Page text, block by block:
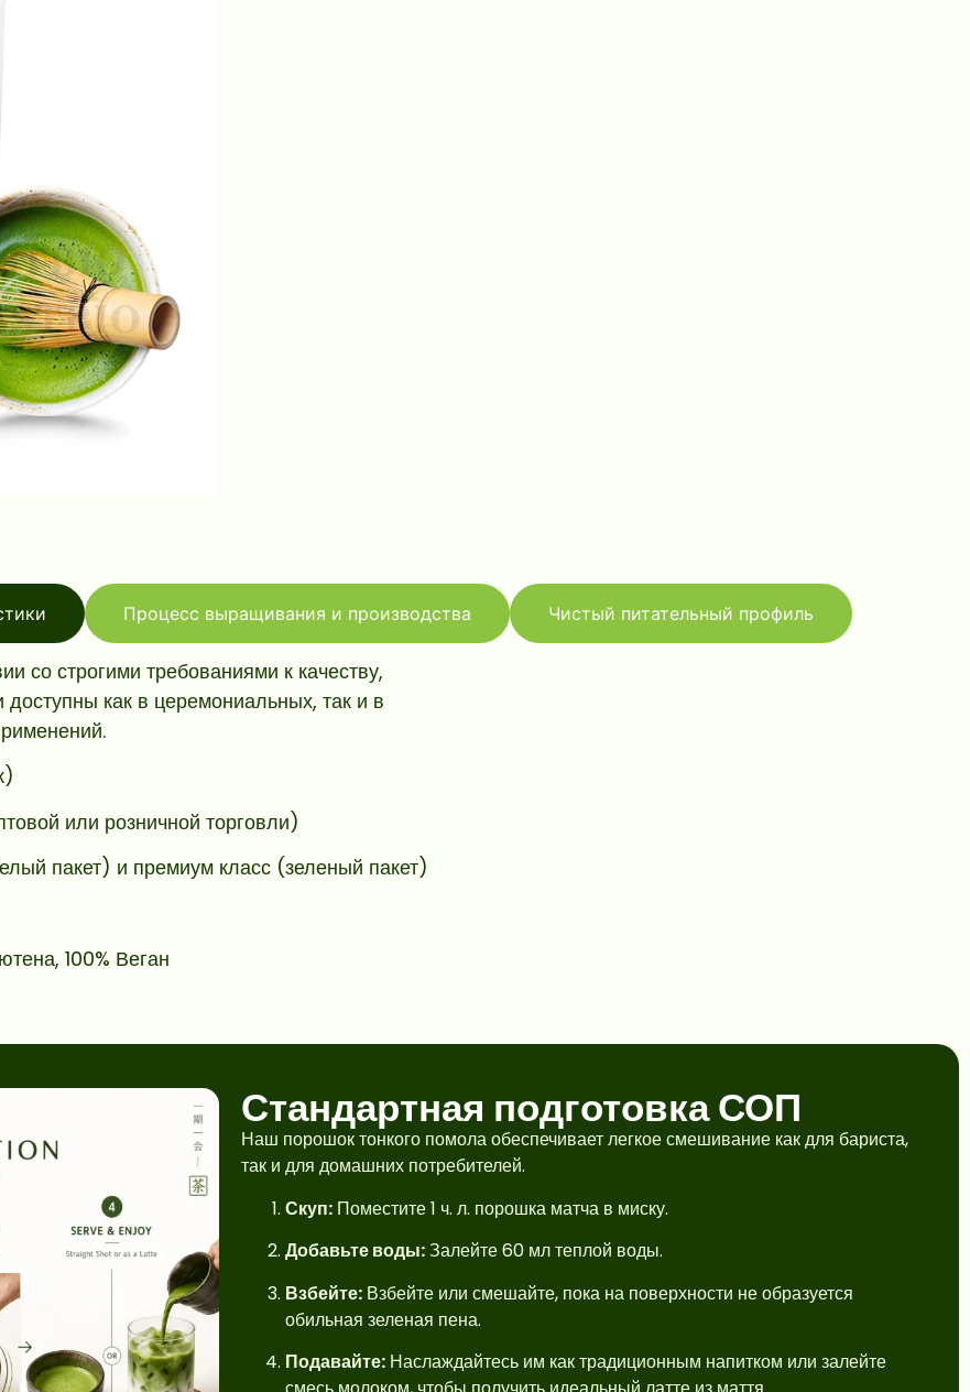
Процесс выращивания и производства Чистый питательный профиль
со строгими требованиями к качеству,
как в церемониальных, так и в
или розничной торговли)
пакет) и премиум класс (зеленый пакет)
100% Веган
Стандартная подготовка СОП
Наш порошок тонкого помола обеспечивает легкое смешивание как для бариста,
так и для домашних потребителей.
Скуп: Поместите 1 ч. л. порошка матча в миску.
Добавьте воды:Залейте 60 мл теплой воды.
Взбейте: Взбейте или смешайте, пока на поверхности не образуется
обильная зеленая пена.
Подавайте: Наслаждайтесь им как традиционным напитком или залейте